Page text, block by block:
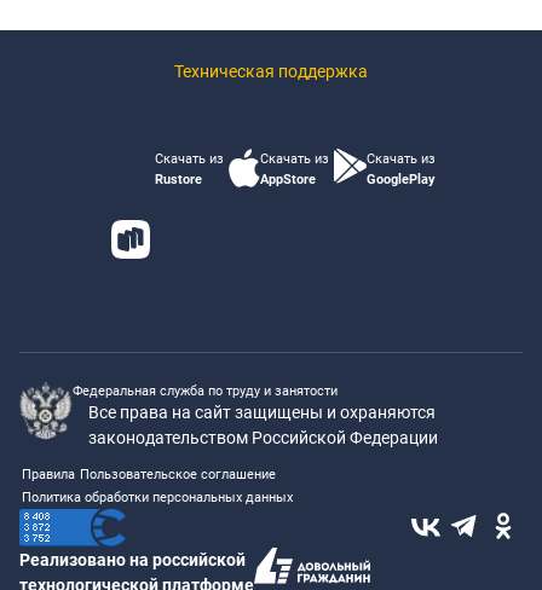
Техническая поддержка
Скачать из
Rustore
Скачать из
AppStore
Скачать из
GooglePlay
Федеральная служба по труду и занятости
Все права на сайт защищены и охраняются
законодательством Российской Федерации
Правила Пользовательское соглашение
Политика обработки персональных данных
Реализовано на российской
технологической платформе